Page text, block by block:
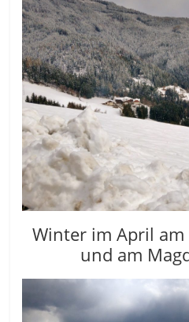
Winter im April
und am